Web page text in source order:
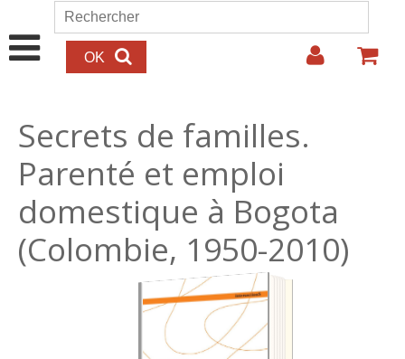
Aller au contenu principal
Formulaire de recherche
Rechercher
Secrets de familles.
Parenté et emploi
domestique à Bogota
(Colombie, 1950-2010)
23.00€